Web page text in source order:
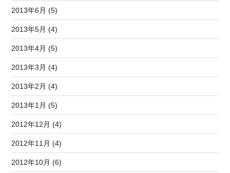
2013年6月 (5)
2013年5月 (4)
2013年4月 (5)
2013年3月 (4)
2013年2月 (4)
2013年1月 (5)
2012年12月 (4)
2012年11月 (4)
2012年10月 (6)